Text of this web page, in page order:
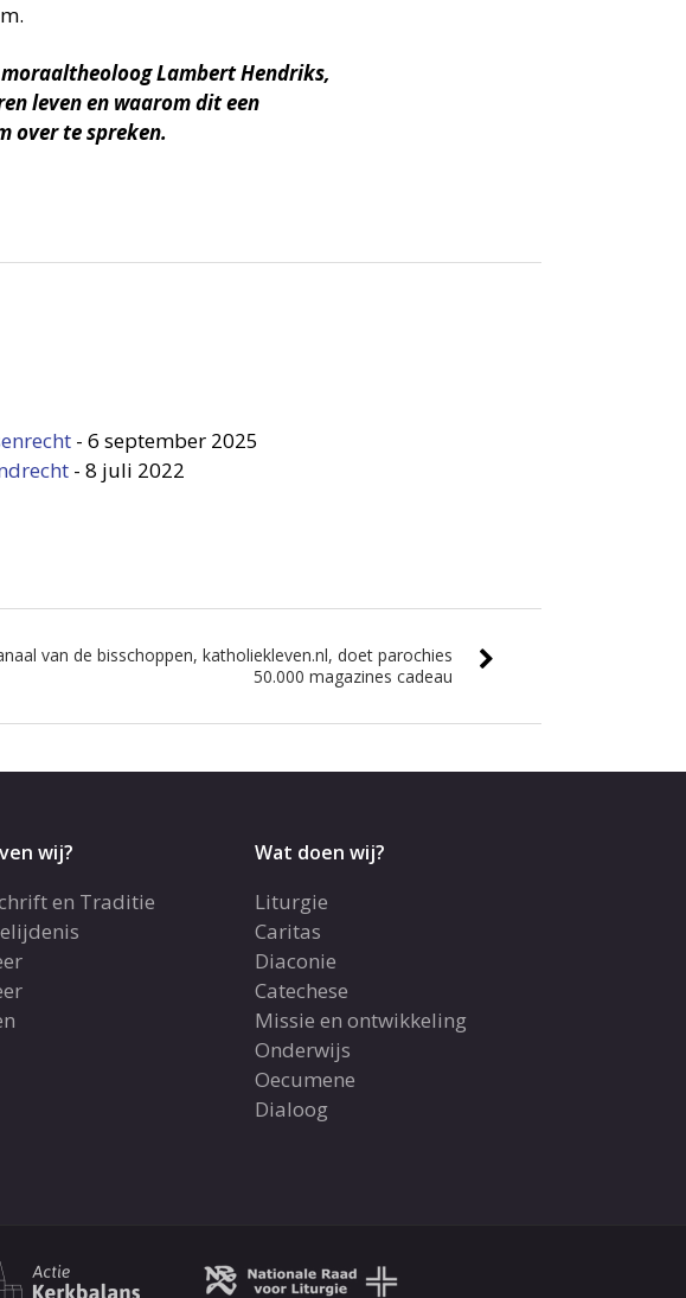
Lambert Hendriks,
leven en waarom dit een
over te spreken.
- 6 september 2025
- 8 juli 2022
van de bisschoppen, katholiekleven.nl, doet parochies
50.000 magazines cadeau
wij?
en Traditie
Wat doen wij?
Liturgie
Caritas
Diaconie
Catechese
Missie en ontwikkeling
Onderwijs
Oecumene
Dialoog